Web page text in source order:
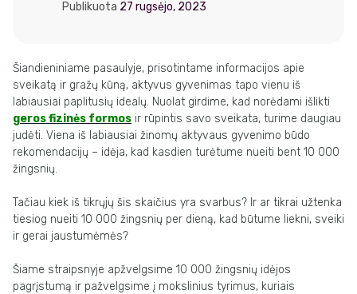
Publikuota 27 rugsėjo, 2023
Šiandieniniame pasaulyje, prisotintame informacijos apie
sveikatą ir gražų kūną, aktyvus gyvenimas tapo vienu iš
labiausiai paplitusių idealų. Nuolat girdime, kad norėdami išlikti
geros fizinės formos ir rūpintis savo sveikata, turime daugiau
judėti. Viena iš labiausiai žinomų aktyvaus gyvenimo būdo
rekomendacijų – idėja, kad kasdien turėtume nueiti bent 10 000
žingsnių.
Tačiau kiek iš tikrųjų šis skaičius yra svarbus? Ir ar tikrai užtenka
tiesiog nueiti 10 000 žingsnių per dieną, kad būtume liekni, sveiki
ir gerai jaustumėmės?
Šiame straipsnyje apžvelgsime 10 000 žingsnių idėjos
pagrįstumą ir pažvelgsime į mokslinius tyrimus, kuriais